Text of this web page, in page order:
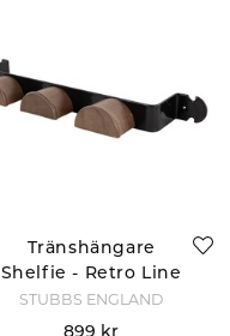
Tränshängare
Shelfie - Retro Line
STUBBS ENGLAND